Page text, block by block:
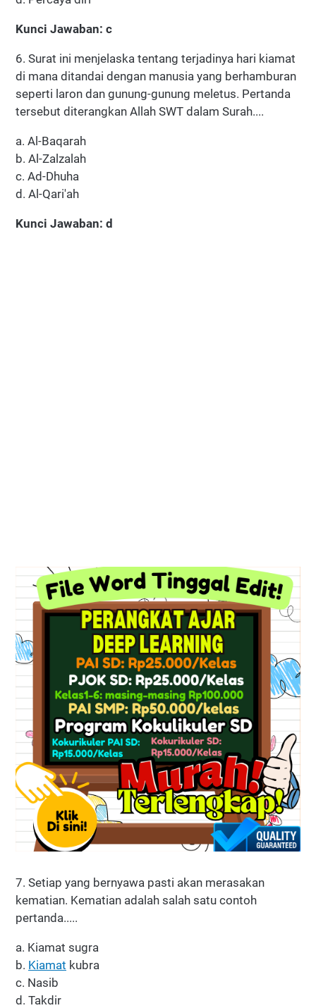
Kunci Jawaban: c
6. Surat ini menjelaska tentang terjadinya hari kiamat
di mana ditandai dengan manusia yang berhamburan
seperti laron dan gunung-gunung meletus. Pertanda
tersebut diterangkan Allah SWT dalam Surah....
a. Al-Baqarah
b. Al-Zalzalah
c. Ad-Dhuha
d. Al-Qari'ah
Kunci Jawaban: d
7. Setiap yang bernyawa pasti akan merasakan
kematian. Kematian adalah salah satu contoh
pertanda.....
a. Kiamat sugra
b. Kiamat kubra
c. Nasib
d. Takdir